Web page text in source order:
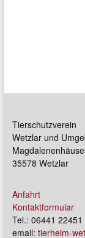
Tierschutzverein
Wetzlar und
35578 Wetzlar
Anfahrt
Kontaktformular
Tel.: 06441 22451
email: tierheim-